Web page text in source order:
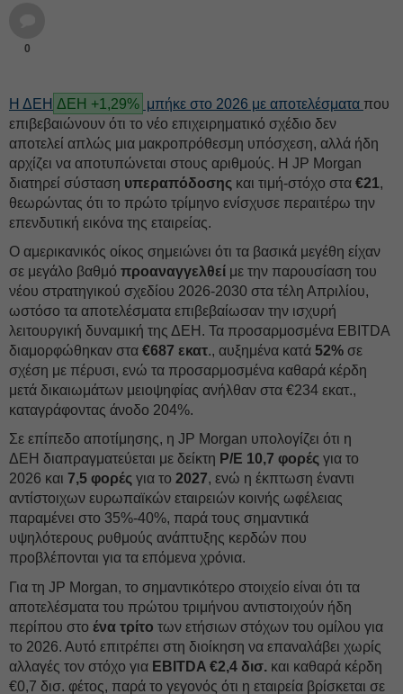
0
Η ΔΕΗ ΔΕΗ +1,29% μπήκε στο 2026 με αποτελέσματα που
επιβεβαιώνουν ότι το νέο επιχειρηματικό σχέδιο δεν
αποτελεί απλώς μια μακροπρόθεσμη υπόσχεση, αλλά ήδη
αρχίζει να αποτυπώνεται στους αριθμούς. Η JP Morgan
διατηρεί σύσταση υπεραπόδοσης και τιμή-στόχο στα €21,
θεωρώντας ότι το πρώτο τρίμηνο ενίσχυσε περαιτέρω την
επενδυτική εικόνα της εταιρείας.
Ο αμερικανικός οίκος σημειώνει ότι τα βασικά μεγέθη είχαν
σε μεγάλο βαθμό προαναγγελθεί με την παρουσίαση του
νέου στρατηγικού σχεδίου 2026-2030 στα τέλη Απριλίου,
ωστόσο τα αποτελέσματα επιβεβαίωσαν την ισχυρή
λειτουργική δυναμική της ΔΕH. Τα προσαρμοσμένα EBITDA
διαμορφώθηκαν στα €687 εκατ., αυξημένα κατά 52% σε
σχέση με πέρυσι, ενώ τα προσαρμοσμένα καθαρά κέρδη
μετά δικαιωμάτων μειοψηφίας ανήλθαν στα €234 εκατ.,
καταγράφοντας άνοδο 204%.
Σε επίπεδο αποτίμησης, η JP Morgan υπολογίζει ότι η
ΔΕH διαπραγματεύεται με δείκτη P/E 10,7 φορές για το
2026 και 7,5 φορές για το 2027, ενώ η έκπτωση έναντι
αντίστοιχων ευρωπαϊκών εταιρειών κοινής ωφέλειας
παραμένει στο 35%-40%, παρά τους σημαντικά
υψηλότερους ρυθμούς ανάπτυξης κερδών που
προβλέπονται για τα επόμενα χρόνια.
Για τη JP Morgan, το σημαντικότερο στοιχείο είναι ότι τα
αποτελέσματα του πρώτου τριμήνου αντιστοιχούν ήδη
περίπου στο ένα τρίτο των ετήσιων στόχων του ομίλου για
το 2026. Αυτό επιτρέπει στη διοίκηση να επαναλάβει χωρίς
αλλαγές τον στόχο για EBITDA €2,4 δισ. και καθαρά κέρδη
€0,7 δισ. φέτος, παρά το γεγονός ότι η εταιρεία βρίσκεται σε